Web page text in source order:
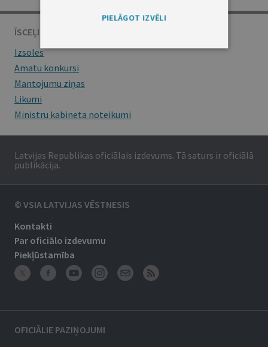
ĪSCEĻI
Izsoles
Amatu konkursi
Mantojumu ziņas
Likumi
Ministru kabineta noteikumi
Latvijas Republikas oficiālais izdevums. Tā saturs ir oficiālā
publikācija.
© VSIA LATVIJAS VĒSTNESIS
Kontakti
Par oficiālo izdevumu
Piekļūstamība
OFICIĀLIE PAZIŅOJUMI
PIELĀGOT IZVĒLI